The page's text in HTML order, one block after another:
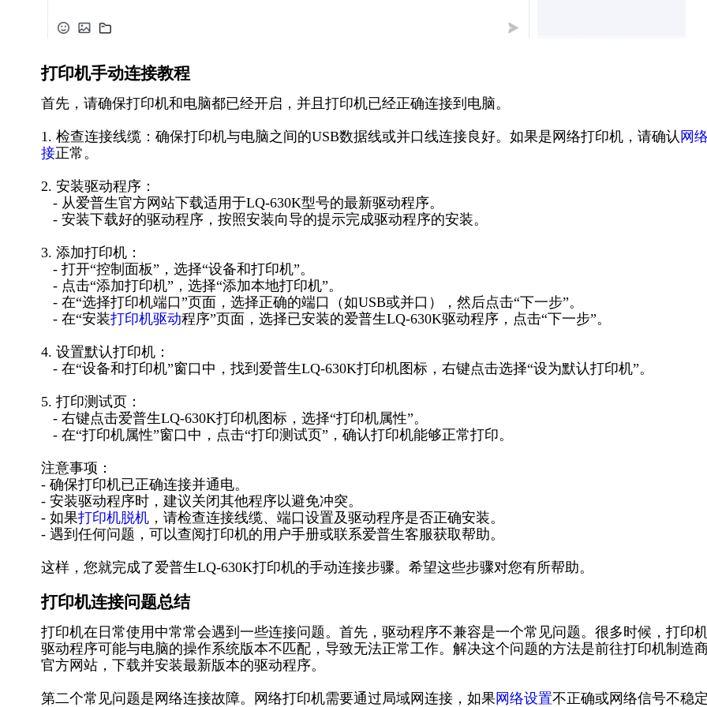
打印机手动连接教程
首先，请确保打印机和电脑都已经开启，并且打印机已经正确连接到电脑。
1. 检查连接线缆：确保打印机与电脑之间的USB数据线或并口线连接良好。如果是网络打印机，请确认 网
接正常。
2. 安装驱动程序：
- 从爱普生官方网站下载适用于LQ-630K型号的最新驱动程序。
- 安装下载好的驱动程序，按照安装向导的提示完成驱动程序的安装。
3. 添加打印机：
- 打开“控制面板”，选择“设备和打印机”。
- 点击“添加打印机”，选择“添加本地打印机”。
- 在“选择打印机端口”页面，选择正确的端口（如USB或并口），然后点击“下一步”。
- 在“安装打印机驱动程序”页面，选择已安装的爱普生LQ-630K驱动程序，点击“下一步”。
4. 设置默认打印机：
- 在“设备和打印机”窗口中，找到爱普生LQ-630K打印机图标，右键点击选择“设为默认打印机”。
5. 打印测试页：
- 右键点击爱普生LQ-630K打印机图标，选择“打印机属性”。
- 在“打印机属性”窗口中，点击“打印测试页”，确认打印机能够正常打印。
注意事项：
- 确保打印机已正确连接并通电。
- 安装驱动程序时，建议关闭其他程序以避免冲突。
- 如果打印机脱机 ，请检查连接线缆、端口设置及驱动程序是否正确安装。
- 遇到任何问题，可以查阅打印机的用户手册或联系爱普生客服获取帮助。
这样，您就完成了爱普生LQ-630K打印机的手动连接步骤。希望这些步骤对您有所帮助。
打印机连接问题总结
打印机在日常使用中常常会遇到一些连接问题。首先，驱动程序不兼容是一个常见问题。很多时候，打印
驱动程序可能与电脑的操作系统版本不匹配，导致无法正常工作。解决这个问题的方法是前往打印机制造
官方网站，下载并安装最新版本的驱动程序。
第二个常见问题是网络连接故障。网络打印机需要通过局域网连接，如果 网络设置不正确或网络信号不稳